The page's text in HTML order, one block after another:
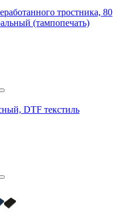
тростника, 80
(тампопечать)
DTF текстиль